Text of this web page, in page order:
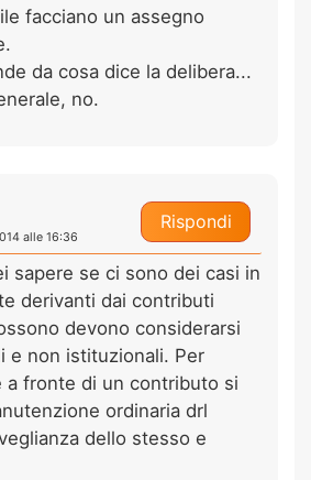
facciano un assegno
da cosa dice la delibera...
no.
Rispondi
alle 16:36
sapere se ci sono dei casi in
derivanti dai contributi
devono considerarsi
e non istituzionali. Per
a fronte di un contributo si
ordinaria drl
dello stesso e